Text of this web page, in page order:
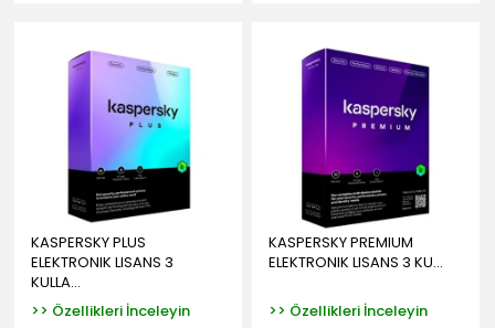
KASPERSKY PLUS
ELEKTRONIK LISANS 3
KULLA...
>> Özellikleri İnceleyin
KASPERSKY PREMIUM
ELEKTRONIK LISANS 3 KU...
>> Özellikleri İnceleyin